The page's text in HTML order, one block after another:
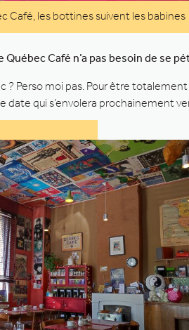
Café, les bottines suivent les babines
Québec Café n’a pas besoin de se
? Perso moi pas. Pour être
date qui s’envolera prochainement